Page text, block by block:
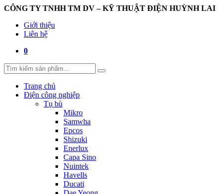
CÔNG TY TNHH TM DV – KỸ THUẬT ĐIỆN HUỲNH LAI
Giới thiệu
Liên hệ
0
Trang chủ
Điện công nghiệp
Tụ bù
Mikro
Samwha
Epcos
Shizuki
Enerlux
Capa Sino
Nuintek
Havells
Ducati